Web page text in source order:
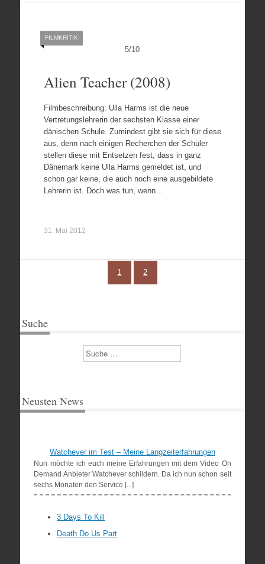
5/10
FILMKRITIK
Alien Teacher (2008)
Filmbeschreibung: Ulla Harms ist die neue
Vertretungslehrerin der sechsten Klasse einer
dänischen Schule. Zumindest gibt sie sich für diese
aus, denn nach einigen Recherchen der Schüler
stellen diese mit Entsetzen fest, dass in ganz
Dänemark keine Ulla Harms gemeldet ist, und
schon gar keine, die auch noch eine ausgebildete
Lehrerin ist. Doch was tun, wenn…
31. Mai 2012
1 2
Suche
Suchen
Neusten News
Watchever im Test – Meine Langzeiterfahrungen
Nun möchte ich euch meine Erfahrungen mit dem Video On
Demand Anbieter Watchever schildern. Da ich nun schon seit
sechs Monaten den Service [...]
3 Days To Kill
Death Do Us Part